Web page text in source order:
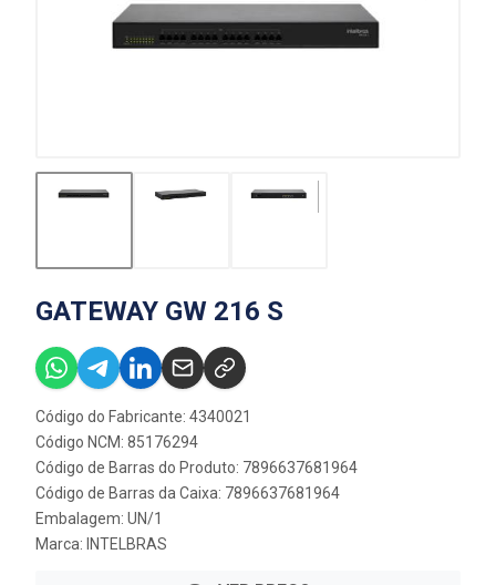
GATEWAY GW 216 S
Código do Fabricante: 4340021
Código NCM: 85176294
Código de Barras do Produto: 7896637681964
Código de Barras da Caixa: 7896637681964
Embalagem: UN/1
Marca: INTELBRAS